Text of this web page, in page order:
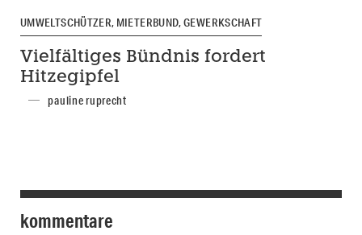
UMWELTSCHÜTZER, MIETERBUND, GEWERKSCHAFT
Vielfältiges Bündnis fordert
Hitzegipfel
pauline ruprecht
kommentare